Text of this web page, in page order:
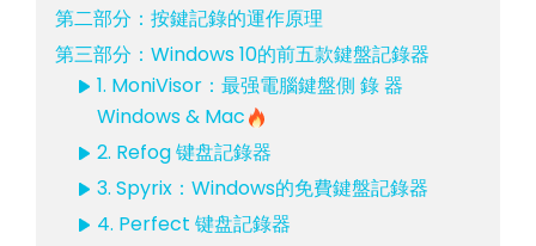
第二部分：按鍵記錄的運作原理
第三部分：Windows 10的前五款鍵盤記錄器
1. MoniVisor：最强電腦鍵盤側 錄 器
Windows & Mac
2. Refog 键盘記錄器
3. Spyrix：Windows的免費鍵盤記錄器
4. Perfect 键盘記錄器